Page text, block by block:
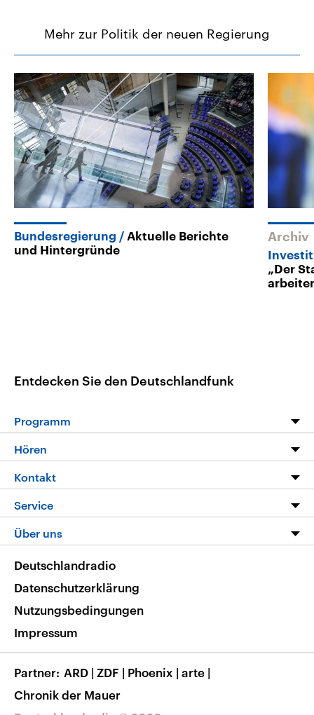
Mehr zur Politik der neuen Regierung
Bundesregierung
Aktuelle Berichte
und Hintergründe
Archiv
„Der
Entdecken Sie den Deutschlandfunk
Programm
Programm
Die Nachrichten
Nachrichtenleicht
Neue Beiträge auf dlf.de
Hören
Livestream
Podcasts
Deutschlandfunk App
Nachrichten App
Frequenzen
Kontakt
Hörerservice
Service
FAQ
Veranstaltungen
Musikliste
RSS
Über uns
Barrierefreiheit
Deutschlandradio
Datenschutzerklärung
Nutzungsbedingungen
Impressum
Partner ARD | ZDF | Phoenix | arte |
Chronik der Mauer